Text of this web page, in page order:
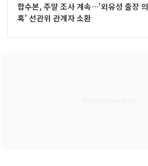
합수본, 주말 조사 계속…'외유성 출장 의
혹' 선관위 관계자 소환